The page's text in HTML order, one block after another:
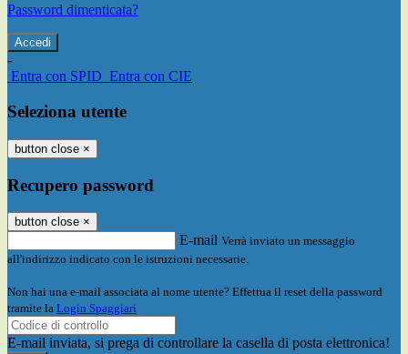
Password dimenticata?
-
Entra con SPID Entra con CIE
Seleziona utente
button close ×
Recupero password
button close ×
E-mail Verrà inviato un messaggio
all'indirizzo indicato con le istruzioni necessarie.
Non hai una e-mail associata al nome utente? Effettua il reset della password
tramite la Login Spaggiari
E-mail inviata, si prega di controllare la casella di posta elettronica!